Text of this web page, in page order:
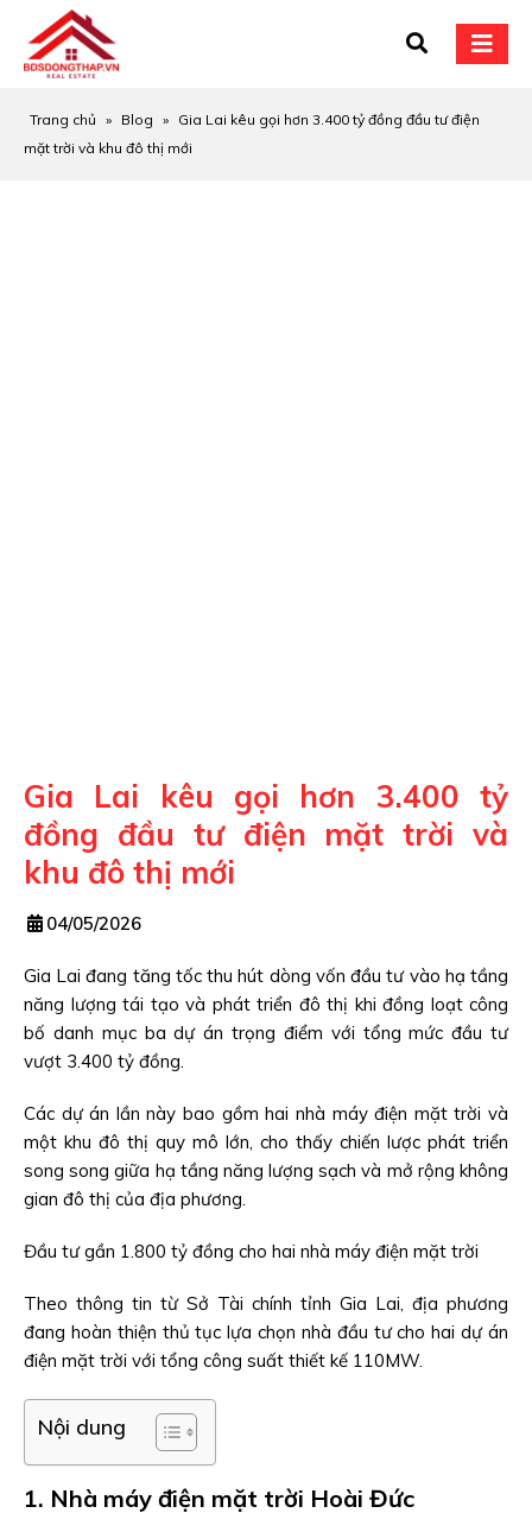
Trang chủ » Blog » Gia Lai kêu gọi hơn 3.400 tỷ đồng đầu tư điện
mặt trời và khu đô thị mới
Gia Lai kêu gọi hơn 3.400 tỷ
đồng đầu tư điện mặt trời và
khu đô thị mới
04/05/2026
Gia Lai đang tăng tốc thu hút dòng vốn đầu tư vào hạ tầng
năng lượng tái tạo và phát triển đô thị khi đồng loạt công
bố danh mục ba dự án trọng điểm với tổng mức đầu tư
vượt 3.400 tỷ đồng.
Các dự án lần này bao gồm hai nhà máy điện mặt trời và
một khu đô thị quy mô lớn, cho thấy chiến lược phát triển
song song giữa hạ tầng năng lượng sạch và mở rộng không
gian đô thị của địa phương.
Đầu tư gần 1.800 tỷ đồng cho hai nhà máy điện mặt trời
Theo thông tin từ Sở Tài chính tỉnh Gia Lai, địa phương
đang hoàn thiện thủ tục lựa chọn nhà đầu tư cho hai dự án
điện mặt trời với tổng công suất thiết kế 110MW.
Nội dung
1. Nhà máy điện mặt trời Hoài Đức